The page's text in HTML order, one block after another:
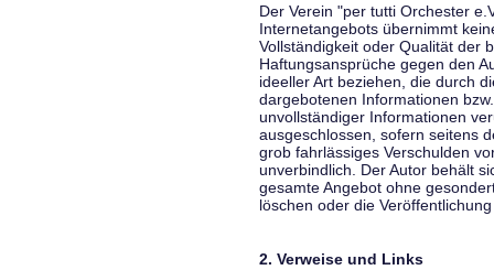
Der Verein "per tutti Orchester
Internetangebots übernimmt
Vollständigkeit oder Qualität der
Haftungsansprüche gegen den
ideeller Art beziehen, die durch
dargebotenen Informationen
unvollständiger Informationen
ausgeschlossen, sofern seitens
grob fahrlässiges Verschulden
unverbindlich. Der Autor behält
gesamte Angebot ohne
löschen oder die
2. Verweise und Links